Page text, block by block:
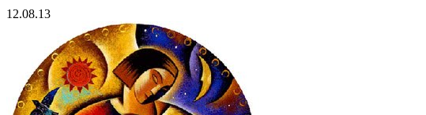
12.08.13